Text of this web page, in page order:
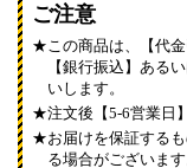
ご注意
この商品は、【代
【銀行振込】ある
いします。
注文後【5-6営業日
お届けを保証する
る場合がございます